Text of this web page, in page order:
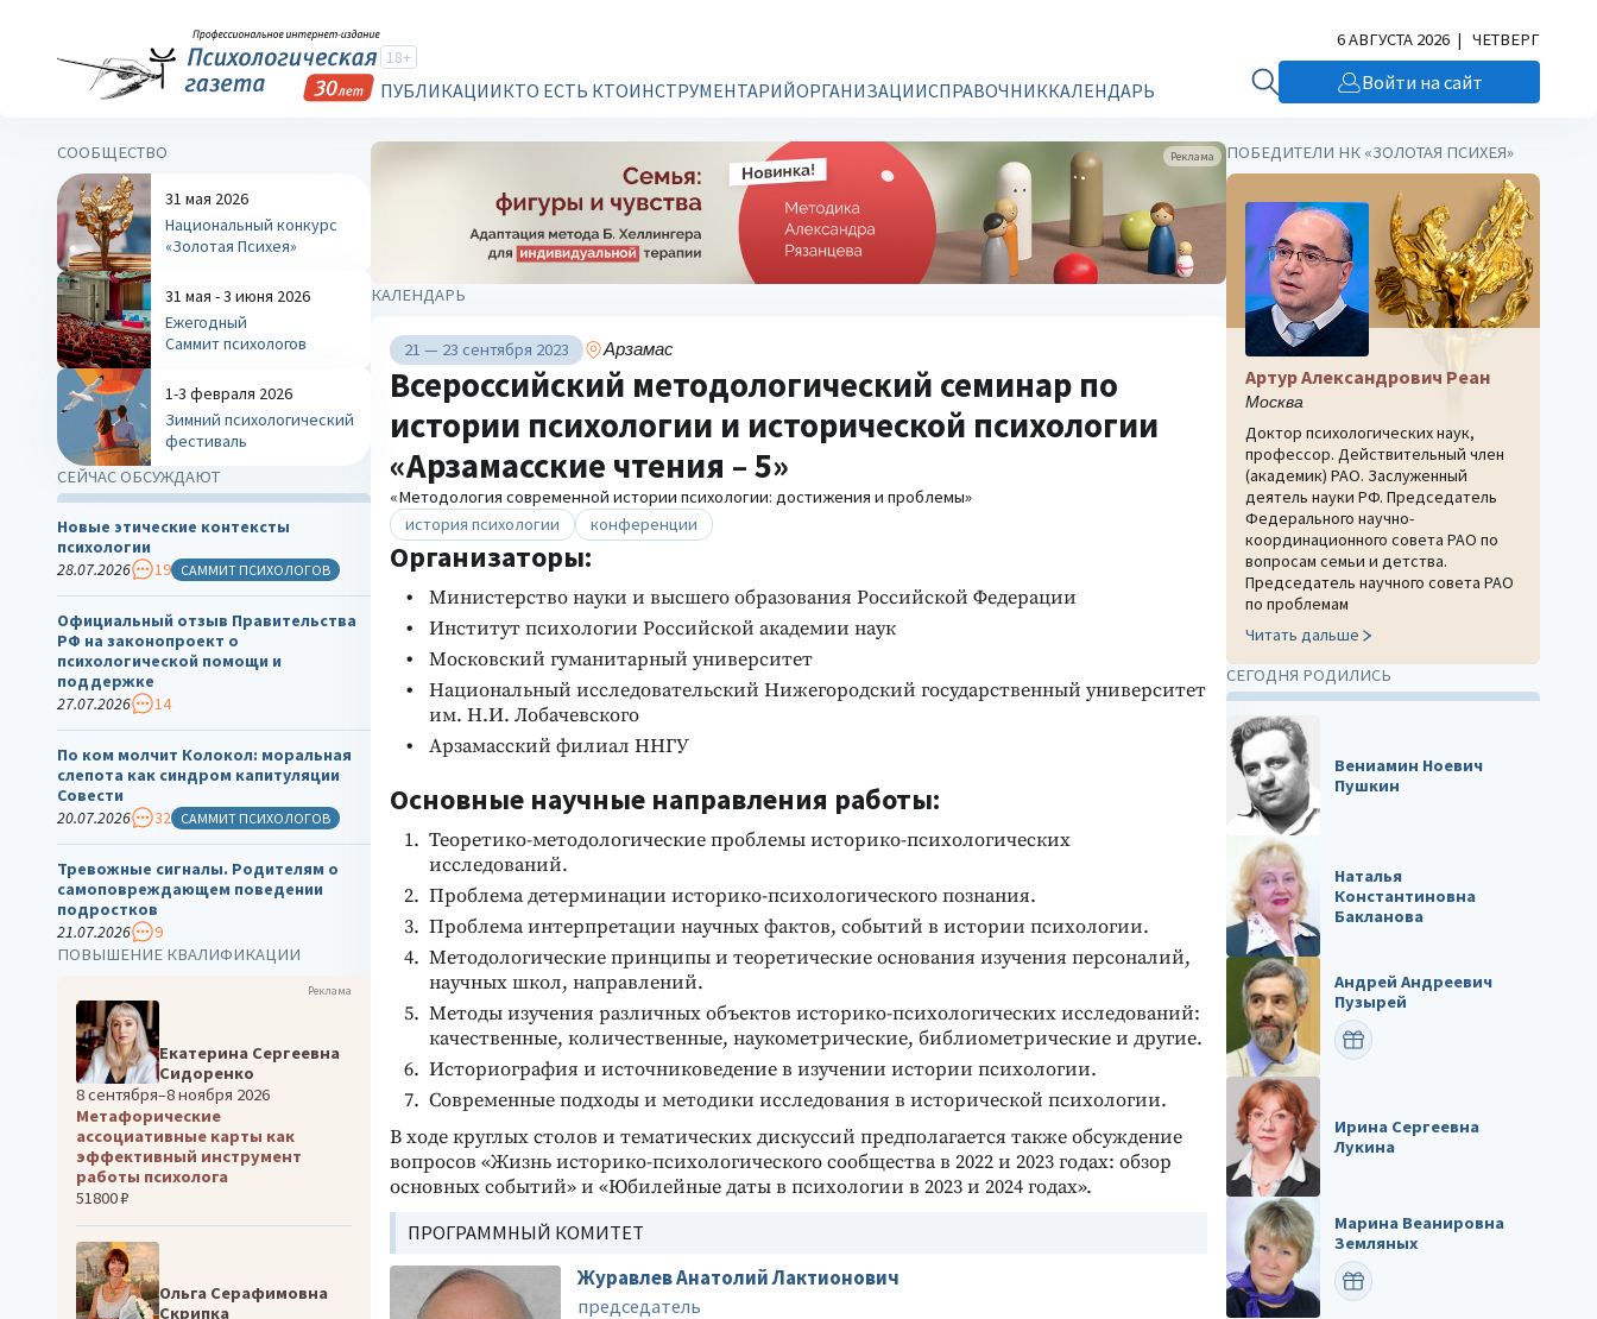
18+
ПУБЛИКАЦИИКТО ЕСТЬ КТОИНСТРУМЕНТАРИЙОРГАНИЗАЦИИСПРАВОЧНИККАЛЕНДАРЬ
6 АВГУСТА 2026 | ЧЕТВЕРГ
Войти на сайт
Реклама
КАЛЕНДАРЬ
21 — 23 сентября 2023 Арзамас
Всероссийский методологический семинар по
истории психологии и исторической психологии
«Арзамасские чтения – 5»
«Методология современной истории психологии: достижения и проблемы»
история психологии
конференции
Организаторы:
Министерство науки и высшего образования Российской Федерации
Институт психологии Российской академии наук
Московский гуманитарный университет
Национальный исследовательский Нижегородский государственный университет
им. Н.И. Лобачевского
Арзамасский филиал ННГУ
Основные научные направления работы:
Теоретико-методологические проблемы историко-психологических
исследований.
Проблема детерминации историко-психологического познания.
Проблема интерпретации научных фактов, событий в истории психологии.
Методологические принципы и теоретические основания изучения персоналий,
научных школ, направлений.
Методы изучения различных объектов историко-психологических исследований:
качественные, количественные, наукометрические, библиометрические и другие.
Историография и источниковедение в изучении истории психологии.
Современные подходы и методики исследования в исторической психологии.
В ходе круглых столов и тематических дискуссий предполагается также обсуждение
вопросов «Жизнь историко-психологического сообщества в 2022 и 2023 годах: обзор
основных событий» и «Юбилейные даты в психологии в 2023 и 2024 годах».
ПРОГРАММНЫЙ КОМИТЕТ
Журавлев Анатолий Лактионович
председатель
СООБЩЕСТВО
31 мая 2026
Национальный конкурс
«Золотая Психея»
31 мая - 3 июня 2026
Ежегодный
Саммит психологов
1-3 февраля 2026
Зимний психологический
фестиваль
СЕЙЧАС ОБСУЖДАЮТ
Новые этические контексты
психологии
28.07.2026
19 САММИТ ПСИХОЛОГОВ
Официальный отзыв Правительства
РФ на законопроект о
психологической помощи и
поддержке
27.07.2026
14
По ком молчит Колокол: моральная
слепота как синдром капитуляции
Совести
20.07.2026
32 САММИТ ПСИХОЛОГОВ
Тревожные сигналы. Родителям о
самоповреждающем поведении
подростков
21.07.2026
9
ПОВЫШЕНИЕ КВАЛИФИКАЦИИ
Реклама
Екатерина Сергеевна
Сидоренко
8 сентября–8 ноября 2026
Метафорические
ассоциативные карты как
эффективный инструмент
работы психолога
51800 ₽
Ольга Серафимовна
Скрипка
ПОБЕДИТЕЛИ НК «ЗОЛОТАЯ ПСИХЕЯ»
Артур Александрович Реан
Москва
Доктор психологических наук,
профессор. Действительный член
(академик) РАО. Заслуженный
деятель науки РФ. Председатель
Федерального научно-
координационного совета РАО по
вопросам семьи и детства.
Председатель научного совета РАО
по проблемам
Читать дальше
СЕГОДНЯ РОДИЛИСЬ
Вениамин Ноевич
Пушкин
Наталья
Константиновна
Бакланова
Андрей Андреевич
Пузырей
ПОЗДРАВИТЬ
Ирина Сергеевна
Лукина
Марина Веанировна
Земляных
ПОЗДРАВИТЬ